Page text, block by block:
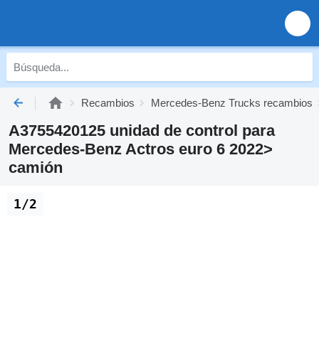
Recambios Mercedes-Benz Trucks recambios
A3755420125 unidad de control para
Mercedes-Benz Actros euro 6 2022>
camión
1/2